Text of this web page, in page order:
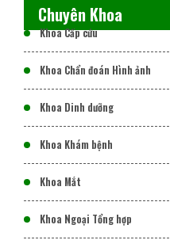
Chuyên Khoa
Khoa Cấp cứu
Khoa Chẩn đoán Hình ảnh
Khoa Dinh dưỡng
Khoa Khám bệnh
Khoa Mắt
Khoa Ngoại Tổng hợp